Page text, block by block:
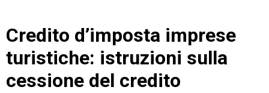
Credito d’imposta imprese
turistiche: istruzioni sulla
cessione del credito